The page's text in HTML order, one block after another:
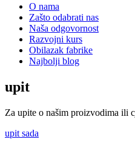
O nama
Zašto odabrati nas
Naša odgovornost
Razvojni kurs
Obilazak fabrike
Najbolji blog
upit
Za upite o našim proizvodima ili
upit sada